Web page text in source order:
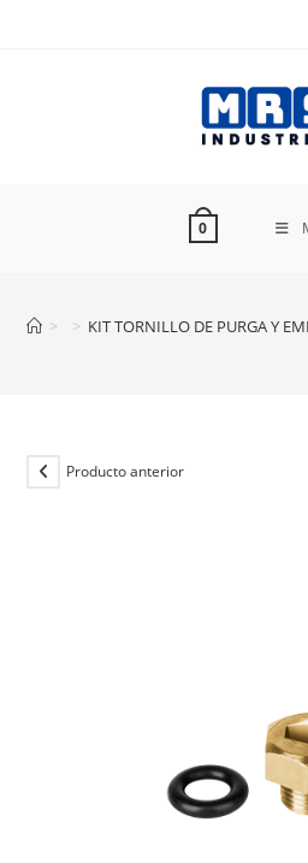
0
> > KIT TORNILLO DE PURGA Y
Producto anterior